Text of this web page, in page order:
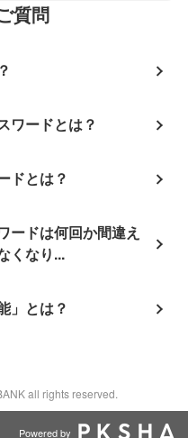
質問
ワードとは？
ドとは？
ードは何回か間違え
くなり...
」とは？
all rights reserved.
Powered by